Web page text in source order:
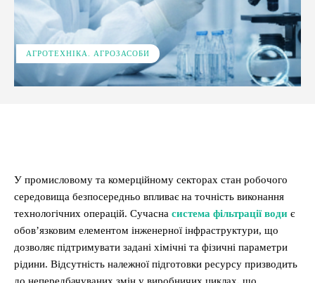
АГРОТЕХНІКА. АГРОЗАСОБИ
У промисловому та комерційному секторах стан робочого
середовища безпосередньо впливає на точність виконання
технологічних операцій. Сучасна система фільтрації води є
обов’язковим елементом інженерної інфраструктури, що
дозволяє підтримувати задані хімічні та фізичні параметри
рідини. Відсутність належної підготовки ресурсу призводить